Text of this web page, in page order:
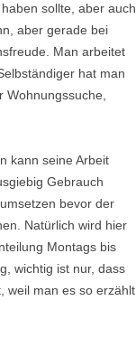
sollte, aber auch
aber gerade bei
Man arbeitet
hat man
kann seine Arbeit
Gebrauch
bevor der
Natürlich wird hier
Montags bis
wichtig ist nur, dass
weil man es so erzählt